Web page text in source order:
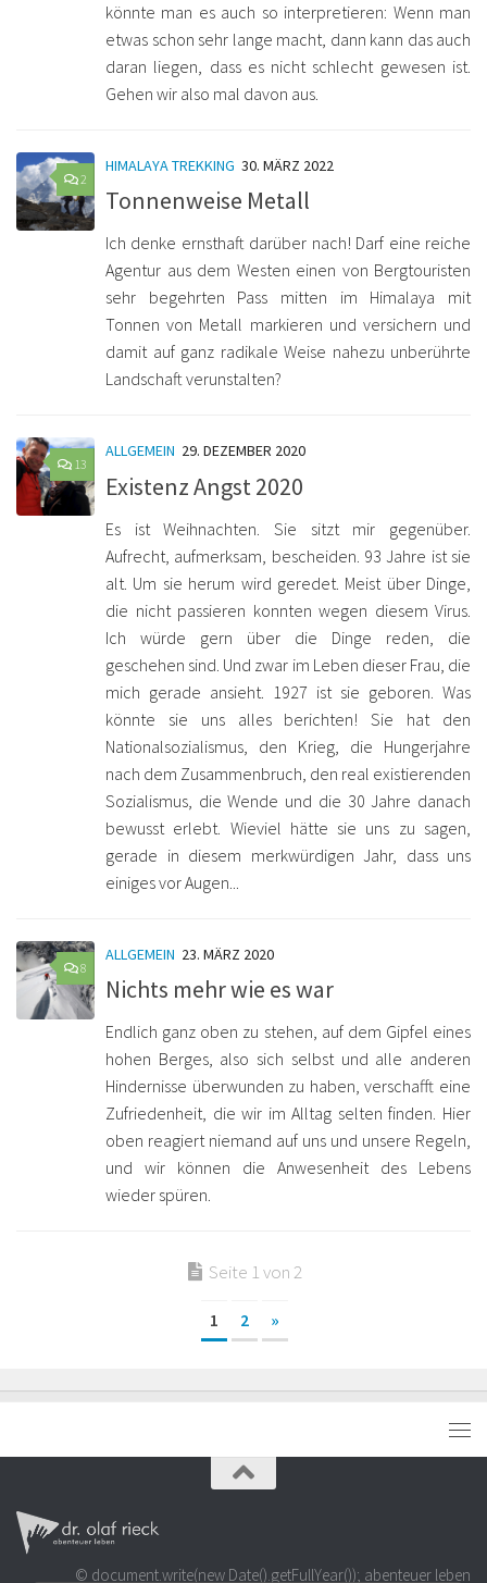
könnte man es auch so interpretieren: Wenn man
etwas schon sehr lange macht, dann kann das auch
daran liegen, dass es nicht schlecht gewesen ist.
Gehen wir also mal davon aus.
2
HIMALAYA TREKKING 30. MÄRZ 2022
Tonnenweise Metall
Ich denke ernsthaft darüber nach! Darf eine reiche
Agentur aus dem Westen einen von Bergtouristen
sehr begehrten Pass mitten im Himalaya mit
Tonnen von Metall markieren und versichern und
damit auf ganz radikale Weise nahezu unberührte
Landschaft verunstalten?
13
ALLGEMEIN 29. DEZEMBER 2020
Existenz Angst 2020
Es ist Weihnachten. Sie sitzt mir gegenüber.
Aufrecht, aufmerksam, bescheiden. 93 Jahre ist sie
alt. Um sie herum wird geredet. Meist über Dinge,
die nicht passieren konnten wegen diesem Virus.
Ich würde gern über die Dinge reden, die
geschehen sind. Und zwar im Leben dieser Frau, die
mich gerade ansieht. 1927 ist sie geboren. Was
könnte sie uns alles berichten! Sie hat den
Nationalsozialismus, den Krieg, die Hungerjahre
nach dem Zusammenbruch, den real existierenden
Sozialismus, die Wende und die 30 Jahre danach
bewusst erlebt. Wieviel hätte sie uns zu sagen,
gerade in diesem merkwürdigen Jahr, dass uns
einiges vor Augen...
8
ALLGEMEIN 23. MÄRZ 2020
Nichts mehr wie es war
Endlich ganz oben zu stehen, auf dem Gipfel eines
hohen Berges, also sich selbst und alle anderen
Hindernisse überwunden zu haben, verschafft eine
Zufriedenheit, die wir im Alltag selten finden. Hier
oben reagiert niemand auf uns und unsere Regeln,
und wir können die Anwesenheit des Lebens
wieder spüren.
Seite 1 von 2
1 2 »
© document.write(new Date().getFullYear()); abenteuer leben